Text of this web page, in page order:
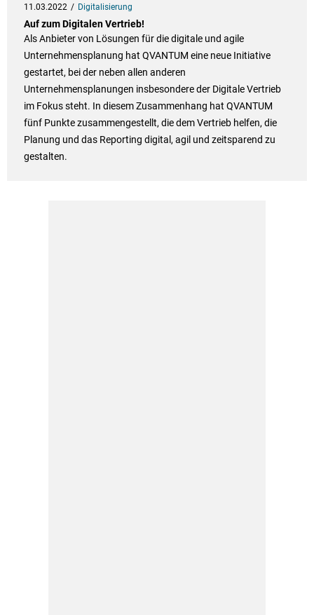
11.03.2022 Digitalisierung
Auf zum Digitalen Vertrieb!
Als Anbieter von Lösungen für die digitale und agile
Unternehmensplanung hat QVANTUM eine neue Initiative
gestartet, bei der neben allen anderen
Unternehmensplanungen insbesondere der Digitale Vertrieb
im Fokus steht. In diesem Zusammenhang hat QVANTUM
fünf Punkte zusammengestellt, die dem Vertrieb helfen, die
Planung und das Reporting digital, agil und zeitsparend zu
gestalten.